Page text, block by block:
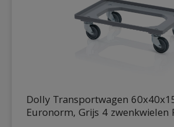
Dolly Transportwagen
Euronorm, Grijs 4 zwenkwielen